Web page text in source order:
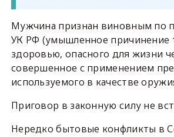
Мужчина признан виновным по п.
УК РФ (умышленное причинение
здоровью, опасного для жизни
совершенное с применением
используемого в качестве
Приговор в законную силу не
Нередко бытовые конфликты в